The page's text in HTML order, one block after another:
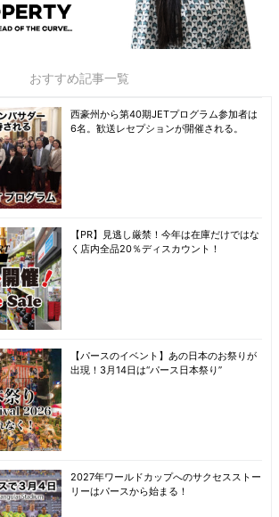
おすすめ記事一覧
西豪州から第40期JETプログラム参加者は
6名。歓送レセプションが開催される。
【PR】見逃し厳禁！今年は在庫だけではな
く店内全品20％ディスカウント！
【パースのイベント】あの日本のお祭りが
出現！3月14日は“パース日本祭り”
2027年ワールドカップへのサクセスストー
リーはパースから始まる！